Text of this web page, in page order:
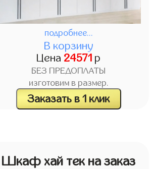
подробнее...
В корзину
Цена 24571 р
БЕЗ ПРЕДОПЛАТЫ
изготовим в размер.
Заказать в 1 клик
Шкаф хай тек на заказ